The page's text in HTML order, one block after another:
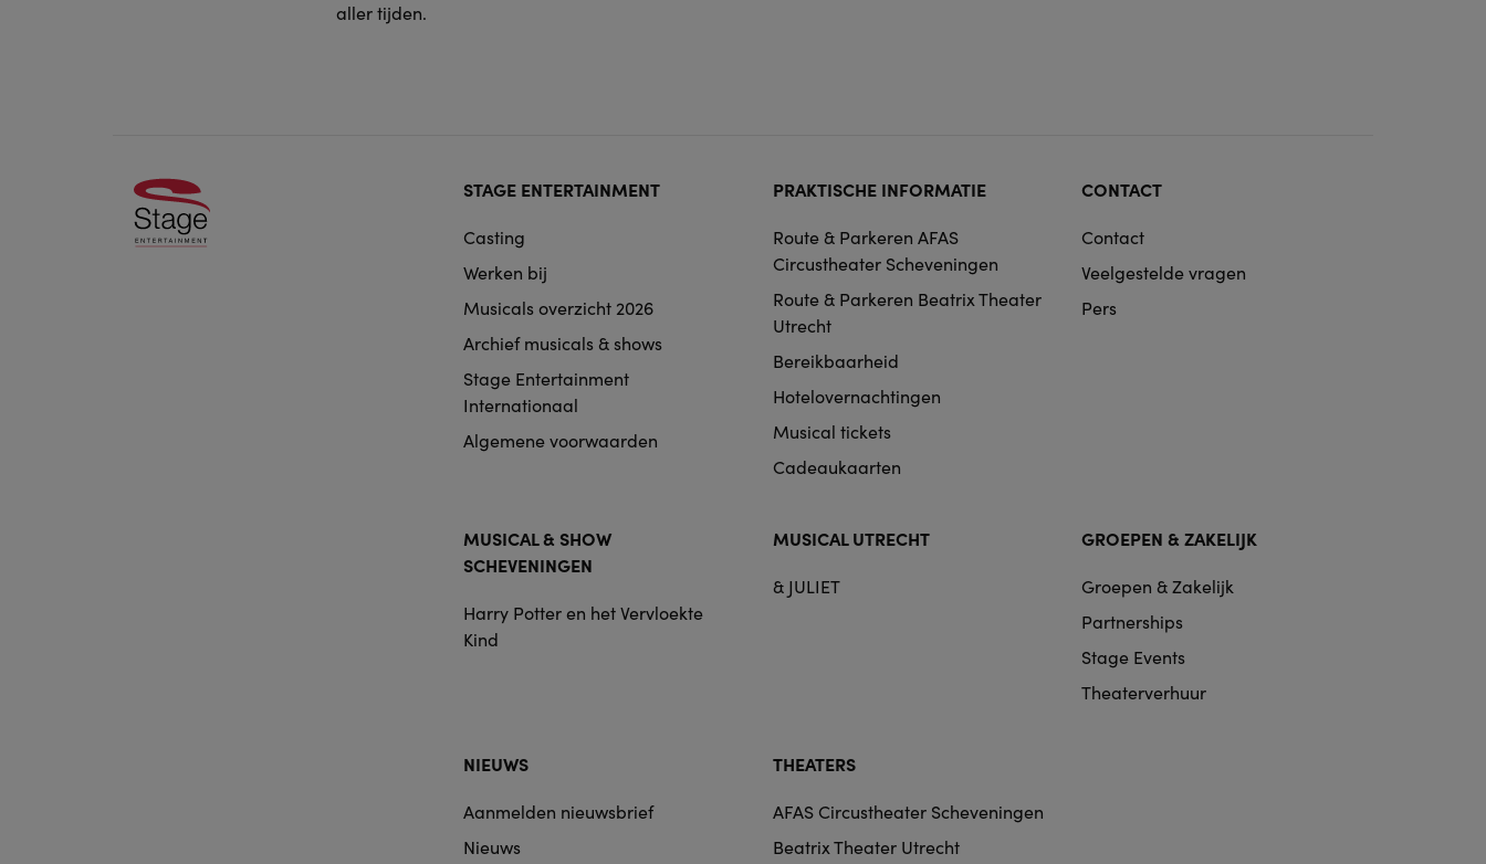
aller tijden.
Footer
navigation
STAGE ENTERTAINMENT
Casting
Werken bij
Musicals overzicht 2026
Archief musicals & shows
Stage Entertainment
Internationaal
Algemene voorwaarden
PRAKTISCHE INFORMATIE
Route & Parkeren AFAS
Circustheater Scheveningen
Route & Parkeren Beatrix Theater
Utrecht
Bereikbaarheid
Hotelovernachtingen
Musical tickets
Cadeaukaarten
CONTACT
Contact
Veelgestelde vragen
Pers
MUSICAL & SHOW
SCHEVENINGEN
Harry Potter en het Vervloekte
Kind
MUSICAL UTRECHT
& JULIET
GROEPEN & ZAKELIJK
Groepen & Zakelijk
Partnerships
Stage Events
Theaterverhuur
NIEUWS
Aanmelden nieuwsbrief
Nieuws
THEATERS
AFAS Circustheater Scheveningen
Beatrix Theater Utrecht